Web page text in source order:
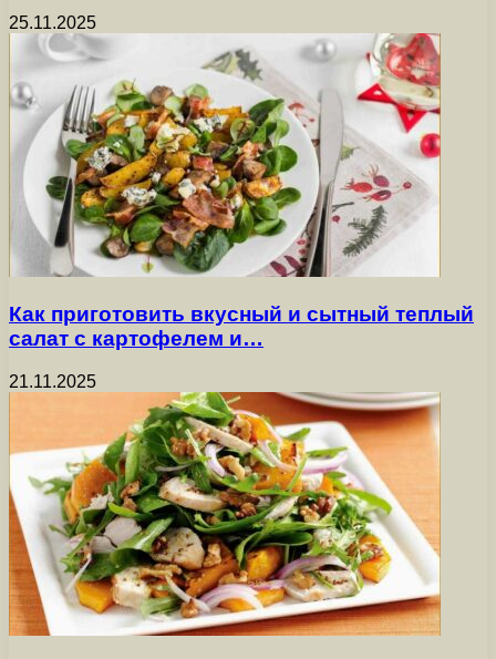
25.11.2025
Как приготовить вкусный и сытный теплый
салат с картофелем и…
21.11.2025